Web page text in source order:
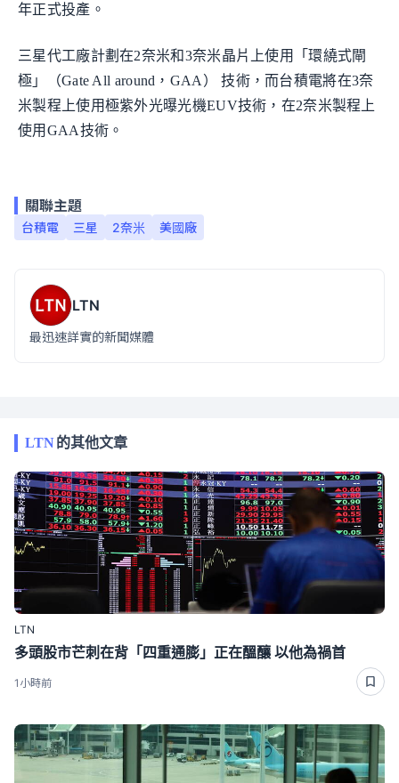
年正式投產。
三星代工廠計劃在2奈米和3奈米晶片上使用「環繞式閘
極」（Gate All around，GAA） 技術，而台積電將在3奈
米製程上使用極紫外光曝光機EUV技術，在2奈米製程上
使用GAA技術。
關聯主題
台積電 三星 2奈米 美國廠
LTN
最迅速詳實的新聞媒體
LTN的其他文章
LTN
多頭股市芒刺在背「四重通膨」正在醞釀 以他為禍首
1小時前